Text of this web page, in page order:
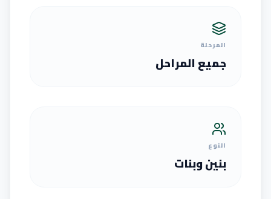
المرحلة
جميع المراحل
النوع
بنين وبنات